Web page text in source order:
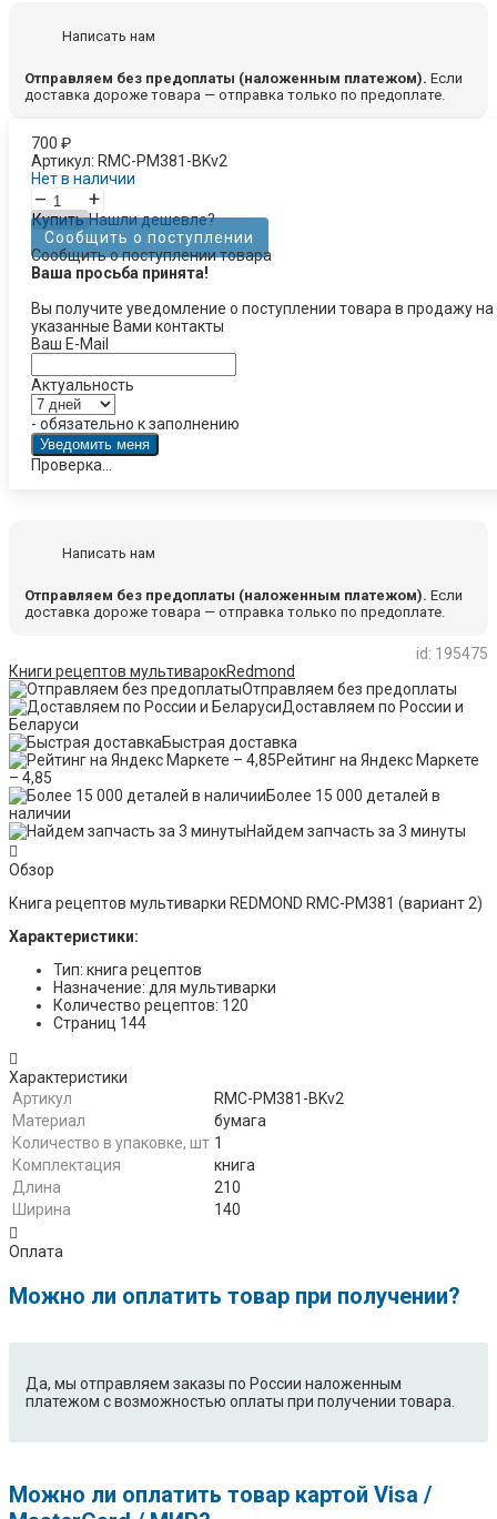
Написать нам
Отправляем без предоплаты (наложенным платежом). Если
доставка дороже товара — отправка только по предоплате.
700 ₽
Артикул: RMC-PM381-BKv2
Нет в наличии
– +
Купить Нашли дешевле?
Сообщить о поступлении
Сообщить о поступлении товара
Ваша просьба принята!
Вы получите уведомление о поступлении товара в продажу на
указанные Вами контакты
Ваш E-Mail
Актуальность
- обязательно к заполнению
Проверка...
Написать нам
Отправляем без предоплаты (наложенным платежом). Если
доставка дороже товара — отправка только по предоплате.
id: 195475
Книги рецептов мультиварокRedmond
Отправляем без предоплаты
Доставляем по России и
Беларуси
Быстрая доставка
Рейтинг на Яндекс Маркете
– 4,85
Более 15 000 деталей в
наличии
Найдем запчасть за 3 минуты
Обзор
Книга рецептов мультиварки REDMOND RMC-PM381 (вариант 2)
Характеристики:
Тип: книга рецептов
Назначение: для мультиварки
Количество рецептов: 120
Страниц 144
Характеристики
Артикул
RMC-PM381-BKv2
Материал
бумага
Количество в упаковке, шт 1
Комплектация
книга
Длина
210
Ширина
140
Оплата
Можно ли оплатить товар при получении?
Да, мы отправляем заказы по России наложенным
платежом с возможностью оплаты при получении товара.
Можно ли оплатить товар картой Visa /